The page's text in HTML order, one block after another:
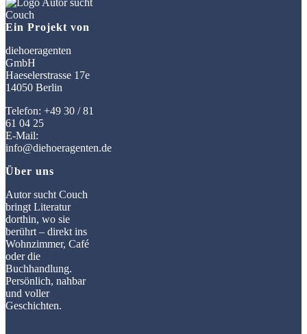
Ein Projekt von
diehoeragenten
GmbH
Haeselerstrasse 17e
14050 Berlin
Telefon: +49 30 / 81
61 04 25
E-Mail:
info@diehoeragenten.de
Über uns
Autor sucht Couch
bringt Literatur
dorthin, wo sie
berührt – direkt ins
Wohnzimmer, Café
oder die
Buchhandlung.
Persönlich, nahbar
und voller
Geschichten.